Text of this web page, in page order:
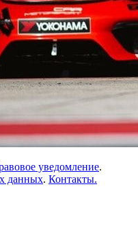
уведомление.
данных. Контакты.